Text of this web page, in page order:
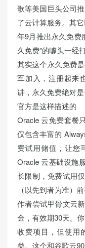
歌等美国巨头公司
了云计算服务。其
年9月推出永久免费
久免费”的噱头一经
其实这个永久免费
军加入，注册起来
讲，永久免费绝对是
官方是这样描述的
Oracle 云免费套餐
仅包含丰富的
费试用储值，让您
Oracle 云基础设施
长限制，免费试用
（以先到者为准）前
作者尝试甲骨文云
金，有效期30天。
收费项目，但使用
类。这个和谷歌云